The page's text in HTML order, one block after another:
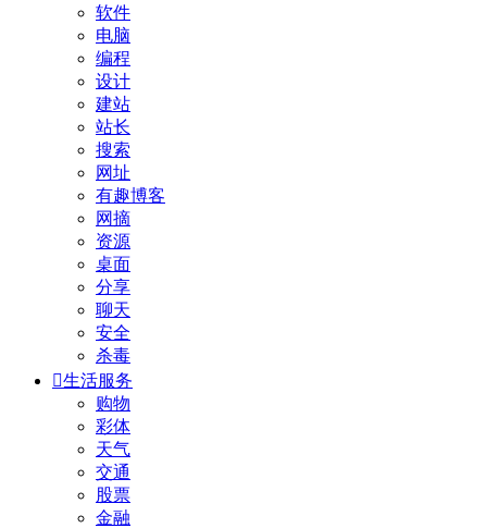
软件
电脑
编程
设计
建站
站长
搜索
网址
有趣博客
网摘
资源
桌面
分享
聊天
安全
杀毒
生活服务
购物
彩体
天气
交通
股票
金融